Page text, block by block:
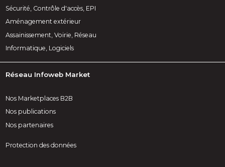
Sécurité, Contrôle d'accès, EPI
Aménagement extérieur
Assainissement, Voirie, Réseau
Informatique, Logiciels
Réseau Infoweb Market
Nos Marketplaces B2B
Nos publications
Nos partenaires
Protection des données